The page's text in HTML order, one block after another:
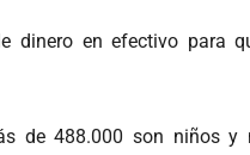
dinero en efectivo para
de 488.000 son niños y